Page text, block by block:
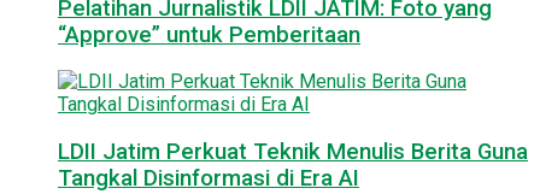
Pelatihan Jurnalistik LDII JATIM: Foto yang
“Approve” untuk Pemberitaan
LDII Jatim Perkuat Teknik Menulis Berita Guna
Tangkal Disinformasi di Era AI